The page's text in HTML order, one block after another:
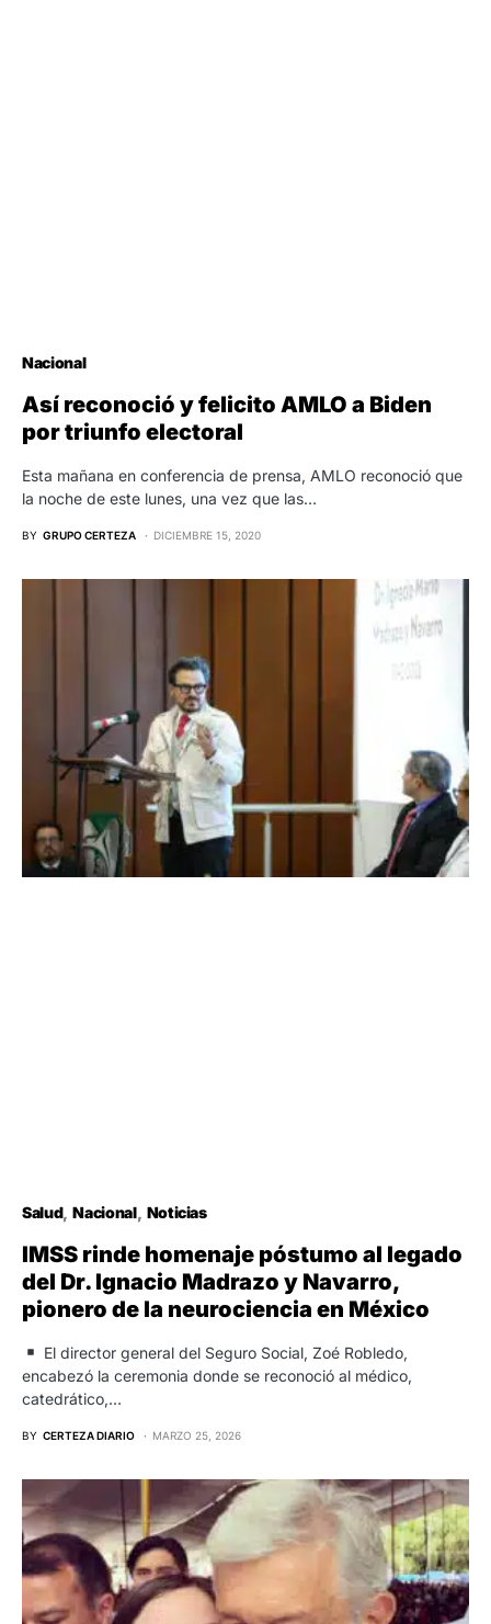
Nacional
Así reconoció y felicito AMLO a Biden
por triunfo electoral
Esta mañana en conferencia de prensa, AMLO reconoció que
la noche de este lunes, una vez que las…
BY GRUPO CERTEZA DICIEMBRE 15, 2020
Salud Nacional Noticias
IMSS rinde homenaje póstumo al legado
del Dr. Ignacio Madrazo y Navarro,
pionero de la neurociencia en México
El director general del Seguro Social, Zoé Robledo,
encabezó la ceremonia donde se reconoció al médico,
catedrático,…
BY CERTEZA DIARIO MARZO 25, 2026